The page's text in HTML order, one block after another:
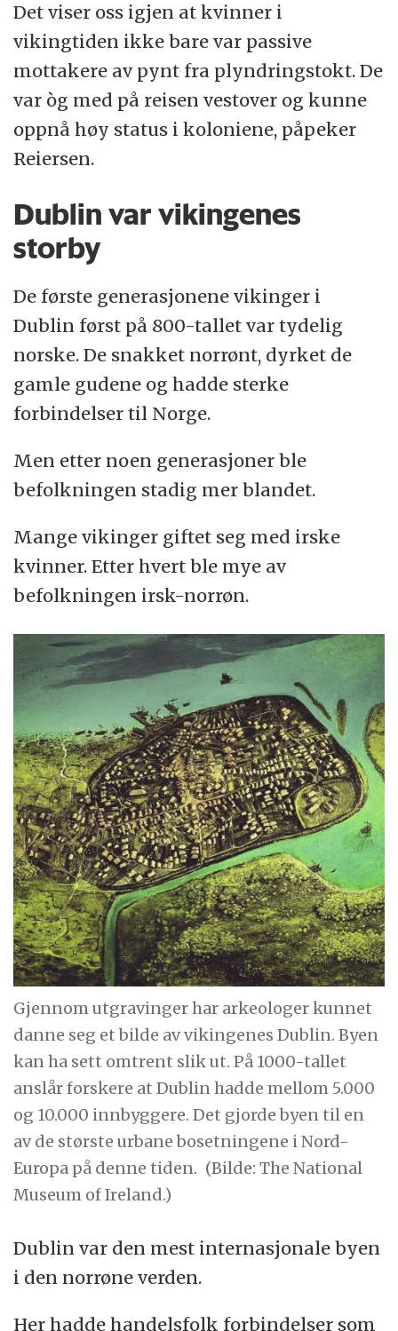
Det viser oss igjen at kvinner i
vikingtiden ikke bare var passive
mottakere av pynt fra plyndringstokt. De
var òg med på reisen vestover og kunne
oppnå høy status i koloniene, påpeker
Reiersen.
Dublin var vikingenes
storby
De første generasjonene vikinger i
Dublin først på 800-tallet var tydelig
norske. De snakket norrønt, dyrket de
gamle gudene og hadde sterke
forbindelser til Norge.
Men etter noen generasjoner ble
befolkningen stadig mer blandet.
Mange vikinger giftet seg med irske
kvinner. Etter hvert ble mye av
befolkningen irsk-norrøn.
Gjennom utgravinger har arkeologer kunnet
danne seg et bilde av vikingenes Dublin. Byen
kan ha sett omtrent slik ut. På 1000-tallet
anslår forskere at Dublin hadde mellom 5.000
og 10.000 innbyggere. Det gjorde byen til en
av de største urbane bosetningene i Nord-
Europa på denne tiden. (Bilde: The National
Museum of Ireland.)
Dublin var den mest internasjonale byen
i den norrøne verden.
Her hadde handelsfolk forbindelser som